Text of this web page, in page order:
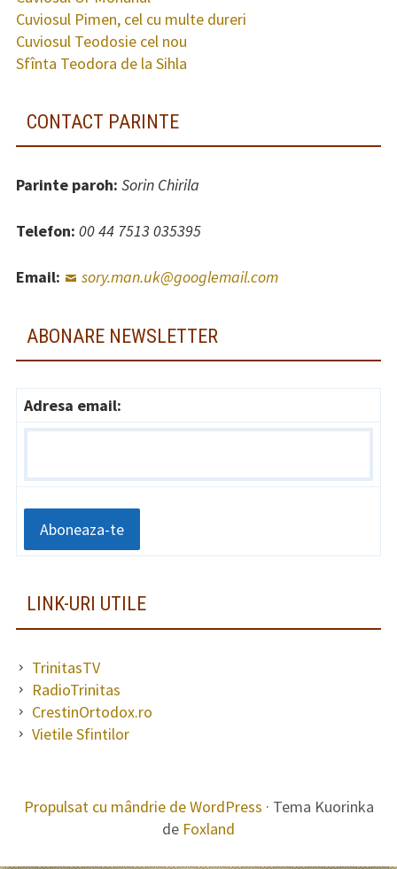
Cuviosul Pimen, cel cu multe dureri
Cuviosul Teodosie cel nou
Sfînta Teodora de la Sihla
CONTACT PARINTE
Parinte paroh: Sorin Chirila
Telefon: 00 44 7513 035395
Email: sory.man.uk@googlemail.com
ABONARE NEWSLETTER
Adresa email:
LINK-URI UTILE
TrinitasTV
RadioTrinitas
CrestinOrtodox.ro
Vietile Sfintilor
CONȚINUT
Propulsat cu mândrie de WordPress · Tema Kuorinka
de Foxland